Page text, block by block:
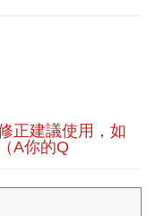
正建議使用，如
A你的Q